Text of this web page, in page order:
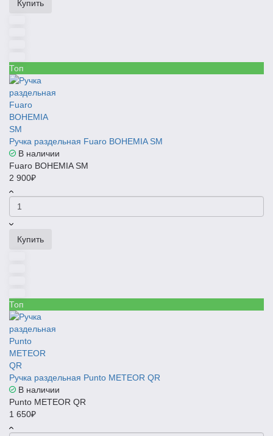
Купить
Топ
Ручка раздельная Fuaro BOHEMIA SM
В наличии
Fuaro BOHEMIA SM
2 900₽
Купить
Топ
Ручка раздельная Punto METEOR QR
В наличии
Punto METEOR QR
1 650₽